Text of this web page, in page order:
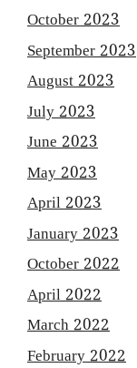
October 2023
September 2023
August 2023
July 2023
June 2023
May 2023
April 2023
January 2023
October 2022
April 2022
March 2022
February 2022